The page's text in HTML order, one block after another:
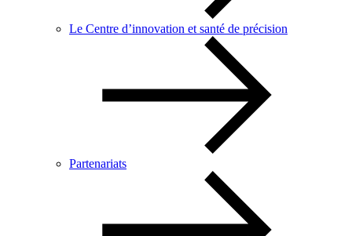
Le Centre d’innovation et santé de précision
Partenariats